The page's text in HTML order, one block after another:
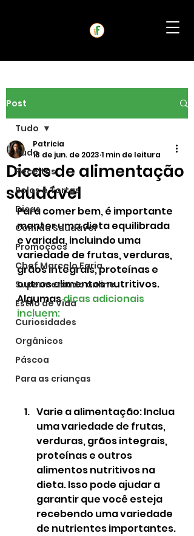
Post
Tudo
Receitas
Bolos e Tortas
Dicas
Comida Saudável
Promoções
Chef Marcelo Faria
Supermercado online
Estilo de Vida
Curiosidades
Orgânicos
Páscoa
Para as crianças
Tudo
Dicas de alimentação
saudável
Patricia
18 de jun. de 2023 1 min de leitura
Para comer bem, é importante
manter uma dieta equilibrada
e variada, incluindo uma
variedade de frutas, verduras,
grãos integrais, proteínas e
outros alimentos nutritivos.
Algumas dicas adicionais
incluem:
Varie a alimentação: Inclua
uma variedade de frutas,
verduras, grãos integrais,
proteínas e outros
alimentos nutritivos na
dieta. Isso pode ajudar a
garantir que você esteja
recebendo uma variedade
de nutrientes importantes.